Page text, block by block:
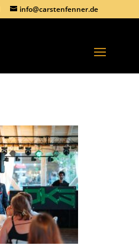
info@carstenfenner.de